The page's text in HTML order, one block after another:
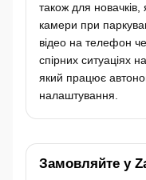
також для
камери при
відео на телефон
спірних ситуаціях
який працює
налаштування.
Замовляйте у